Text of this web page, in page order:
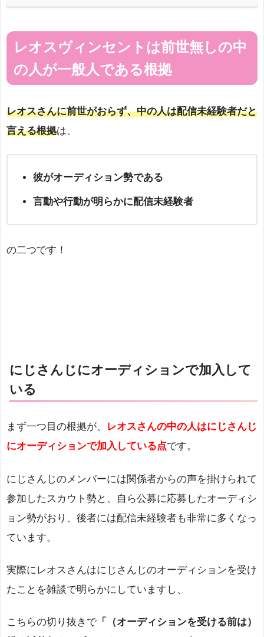
レオスヴィンセントは前世無しの中
の人が一般人である根拠
レオスさんに前世がおらず、中の人は配信未経験者だと
言える根拠は、
彼がオーディション勢である
言動や行動が明らかに配信未経験者
の二つです！
にじさんじにオーディションで加入して
いる
まず一つ目の根拠が、
レオスさんの中の人はにじさんじ
にオーディションで加入している点です。
にじさんじのメンバーには関係者からの声を掛けられて
参加したスカウト勢と、自ら公募に応募したオーディシ
ョン勢がおり、後者には配信未経験者も非常に多くなっ
ています。
実際にレオスさんはにじさんじのオーディションを受け
たことを雑談で明らかにしていますし、
こちらの切り抜きで 「（オーディションを受ける前は）